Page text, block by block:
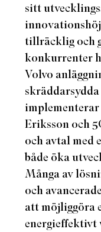
sitt
tillräcklig och
konkurrenter
Volvo
Eriksson och
och avtal med
både öka
Många av
och
att möjliggöra
energieffektivt